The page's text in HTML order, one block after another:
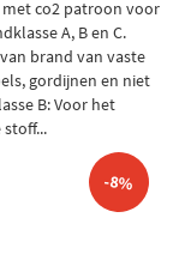
co2 patroon voor
A, B en C.
brand van vaste
gordijnen en niet
B: Voor het
-8%